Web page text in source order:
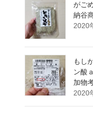
がご
納谷
2020
もし
ン酸
加物
2020